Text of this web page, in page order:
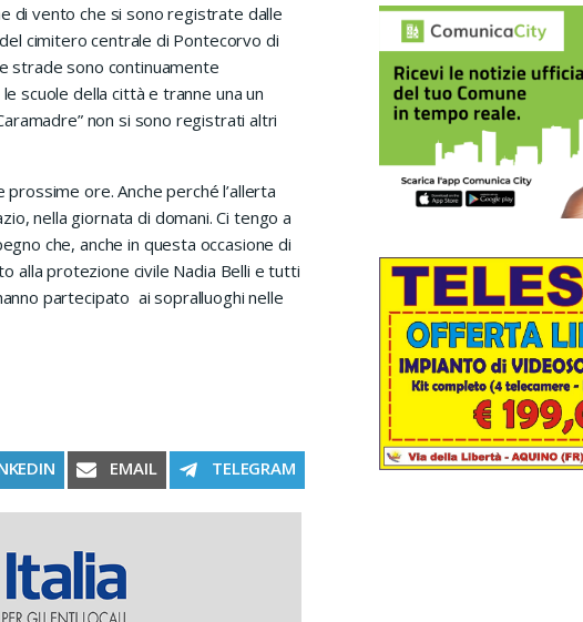
di vento che si sono registrate dalle
cimitero centrale di Pontecorvo di
strade sono continuamente
scuole della città e tranne una un
non si sono registrati altri
ore. Anche perché l’allerta
nella giornata di domani. Ci tengo a
che, anche in questa occasione di
alla protezione civile Nadia Belli e tutti
partecipato ai sopralluoghi nelle
ON SHARE ON
EMAIL SHARE ON
TELEGRAM